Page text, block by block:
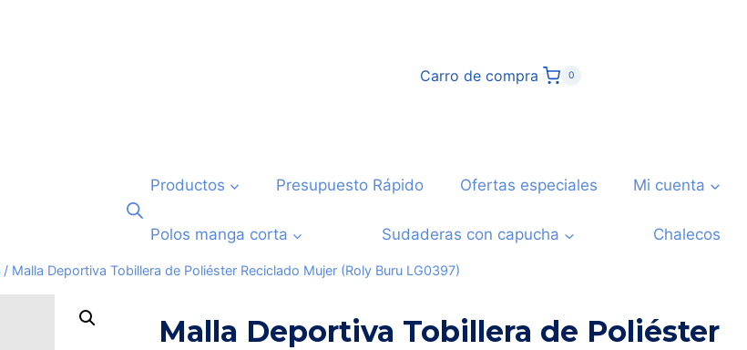
Carro de compra
0
Productos Presupuesto Rápido Ofertas especiales Mi cuenta
Polos manga corta Sudaderas con capucha Chalecos
/ Malla Deportiva Tobillera de Poliéster Reciclado Mujer (Roly Buru LG0397)
Malla Deportiva Tobillera de Poliéster